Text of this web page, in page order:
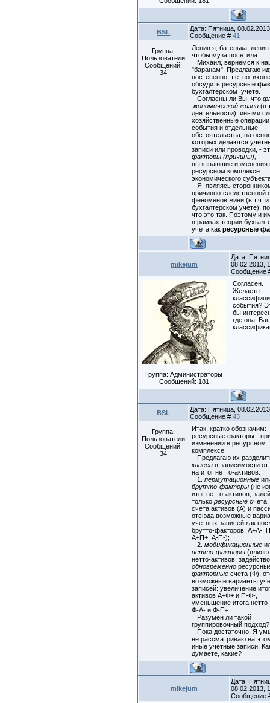
BSL
Дата: Пятница,
Сообщение #41
Группа:
Пользователи
Сообщений:
34
Ленив я, батенька,
чтобы муза посетила.
Михаил, вернемся к
"баранам". Предлагаю
постепенно, т.е.
обсудить ресурсные
бухгалтерском учете.
Согласны ли Вы, что
экономической жизни (в
деятельности), иными
хозяйственные
события и отдельные
обстоятельства, на
которых делаются
записи или проводки, -
факторы (причины),
вызывающие изменения
ресурсном комплексе
экономического
Я, являясь
причинно-следственной
феноменов жини (в т.ч. и
бухгалтерском учете),
что это так. Поэтому и
в рамках теории
учета какресурсные
mikejum
Дата:
08.02.2013,
Сообщение
Группа: Администраторы
Сообщений: 181
Согласен.
Желаете
события?
бы
где она,
BSL
Дата: Пятница,
Сообщение #43
Группа:
Пользователи
Сообщений:
34
Итак, кратко обозначим:
ресурсные факторы -
изменений в ресурсном
комплексе.
Предлагаю их
класса в зависимости
на итог нетто-активов:
1.пермутационные
брутто-факторы (не
итог нетто-активов;
толькоресурсные счета,
счета активов (А) и
отсюда возможные
учетных записей как
брутто-факторов: А+А-,
А+П+, А-П-);
2.модификационные
нетто-факторы
нетто-активов;
одновременно
факторные счета (Ф);
возможные варианты
записей: увеличение
активов А+Ф+ и П-Ф-,
уменьщение итога
Ф-А- и Ф-П+.
Разумен ли такой
группировочный подход?
Пока достаточно. Я
не рассматриваю на
иные учетные записи.
думаете, какие?
mikejum
Дата:
08.02.2013,
Сообщение